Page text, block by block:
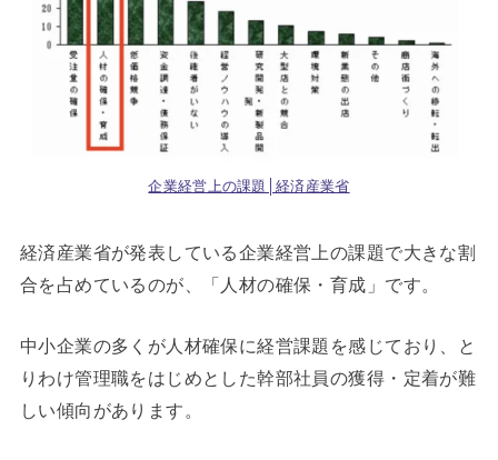
企業経営上の課題│経済産業省
経済産業省が発表している企業経営上の課題で大きな割
合を占めているのが、「人材の確保・育成」です。
中小企業の多くが人材確保に経営課題を感じており、と
りわけ管理職をはじめとした幹部社員の獲得・定着が難
しい傾向があります。